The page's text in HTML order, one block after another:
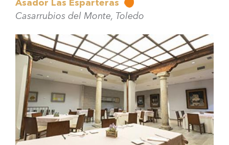
Asador Las Esparteras
Casarrubios del Monte, Toledo